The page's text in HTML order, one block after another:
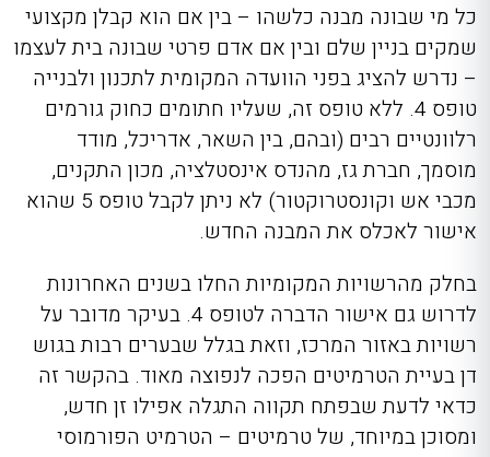
כל מי שבונה מבנה כלשהו – בין אם הוא קבלן מקצועי
שמקים בניין שלם ובין אם אדם פרטי שבונה בית לעצמו
– נדרש להציג בפני הוועדה המקומית לתכנון ולבנייה
טופס 4. ללא טופס זה, שעליו חתומים כחוק גורמים
רלוונטיים רבים (ובהם, בין השאר, אדריכל, מודד
מוסמך, חברת גז, מהנדס אינסטלציה, מכון התקנים,
מכבי אש וקונסטרוקטור) לא ניתן לקבל טופס 5 שהוא
אישור לאכלס את המבנה החדש.
בחלק מהרשויות המקומיות החלו בשנים האחרונות
לדרוש גם אישור הדברה לטופס 4. בעיקר מדובר על
רשויות באזור המרכז, וזאת בגלל שבערים רבות בגוש
דן בעיית הטרמיטים הפכה לנפוצה מאוד. בהקשר זה
כדאי לדעת שבפתח תקווה התגלה אפילו זן חדש,
ומסוכן במיוחד, של טרמיטים – הטרמיט הפורמוסי